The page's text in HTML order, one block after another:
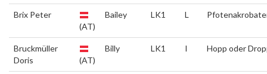
Brix Peter
(AT)
Bailey LK1 L
Bruckmüller
Doris
(AT)
Billy LK1 I Hopp oder